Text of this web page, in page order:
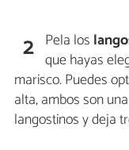
2 Pela los
que hayas
marisco. Puedes
alta, ambos son
langostinos y deja